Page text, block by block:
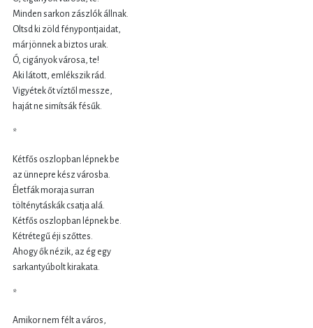
Minden sarkon zászlók állnak.
Oltsd ki zöld fénypontjaidat,
már jönnek a biztos urak.
Ó, cigányok városa, te!
Aki látott, emlékszik rád.
Vigyétek őt víztől messze,
haját ne simítsák fésűk.
*
Kétfős oszlopban lépnek be
az ünnepre kész városba.
Életfák moraja surran
tölténytáskák csatja alá.
Kétfős oszlopban lépnek be.
Kétrétegű éji szőttes.
Ahogy ők nézik, az ég egy
sarkantyúbolt kirakata.
*
Amikor nem félt a város,